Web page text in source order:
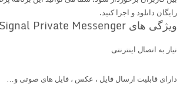
رایگان دانلود و اجرا کنید.
ویژگی های Signal Private Messenger
نیاز به اتصال اینترنتی
دارای قابلیت ارسال فایل ، عکس ، فایل های صوتی و…